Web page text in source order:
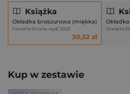
Książka
Okładka broszurowa (miękka)
Czwarta Strona, wyd. 2025
30,32 zł
Czwarta
Kup w zestawie